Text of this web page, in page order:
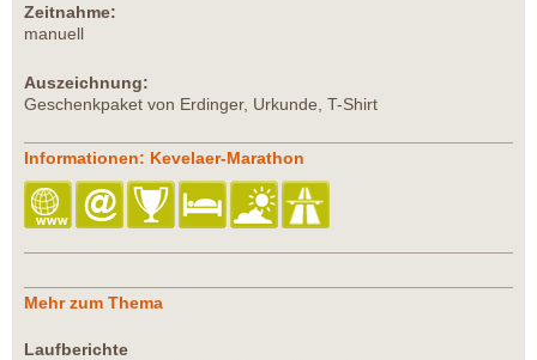
Zeitnahme:
manuell
Auszeichnung:
Geschenkpaket von Erdinger, Urkunde, T-Shirt
Informationen: Kevelaer-Marathon
Mehr zum Thema
Laufberichte